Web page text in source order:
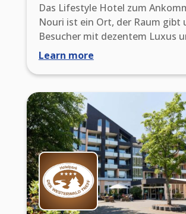
Das Lifestyle Hotel zum
Nouri ist ein Ort, der Raum gibt
Besucher mit dezentem Luxus
Ein Ort, der nichts vermissen
einzigartigen Lifestyle Hotel in
Krozingen bei Freiburg.
Learn more